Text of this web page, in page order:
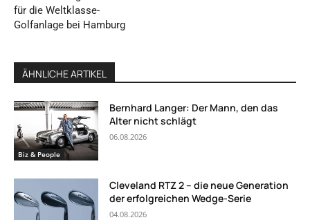
für die Weltklasse-
Golfanlage bei Hamburg
ÄHNLICHE ARTIKEL
Biz & People
Bernhard Langer: Der Mann, den das
Alter nicht schlägt
06.08.2026
Cleveland RTZ 2 – die neue Generation
der erfolgreichen Wedge-Serie
04.08.2026